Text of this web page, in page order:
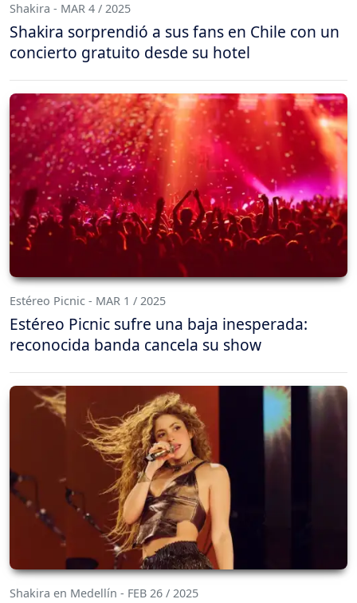
Shakira - MAR 4 / 2025
Shakira sorprendió a sus fans en Chile con un
concierto gratuito desde su hotel
Estéreo Picnic - MAR 1 / 2025
Estéreo Picnic sufre una baja inesperada:
reconocida banda cancela su show
Shakira en Medellín - FEB 26 / 2025